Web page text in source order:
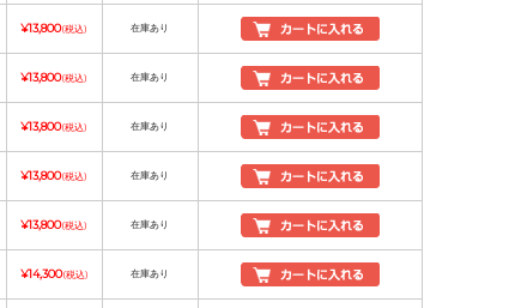
¥13,800(税込) 在庫あり
¥13,800(税込) 在庫あり
¥13,800(税込) 在庫あり
¥13,800(税込) 在庫あり
¥13,800(税込) 在庫あり
¥14,300(税込) 在庫あり